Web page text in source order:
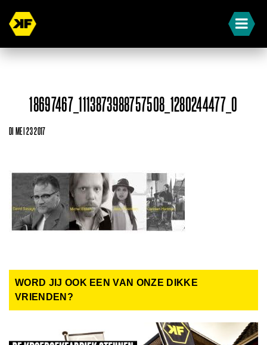
18697467_1113873988757508_1280244477_O
DI MEI 23 2017
WORD JIJ OOK EEN VAN ONZE DIKKE
VRIENDEN?